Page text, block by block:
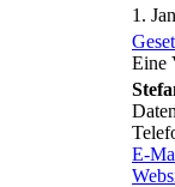
1.
Eine
E-